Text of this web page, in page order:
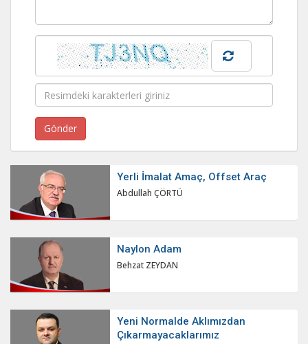
Yerli İmalat Amaç, Offset Araç
Abdullah ÇÖRTÜ
Naylon Adam
Behzat ZEYDAN
Yeni Normalde Aklımızdan
Çıkarmayacaklarımız